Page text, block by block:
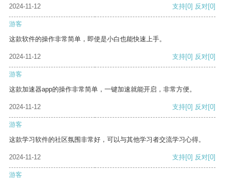
2024-11-12
支持[0] 反对[0]
游客
这款软件的操作非常简单，即使是小白也能快速上手。
2024-11-12 支持[0] 反对[0]
游客
这款加速器app的操作非常简单，一键加速就能开启，非常方便。
2024-11-12 支持[0] 反对[0]
游客
这款学习软件的社区氛围非常好，可以与其他学习者交流学习心得。
2024-11-12 支持[0] 反对[0]
游客